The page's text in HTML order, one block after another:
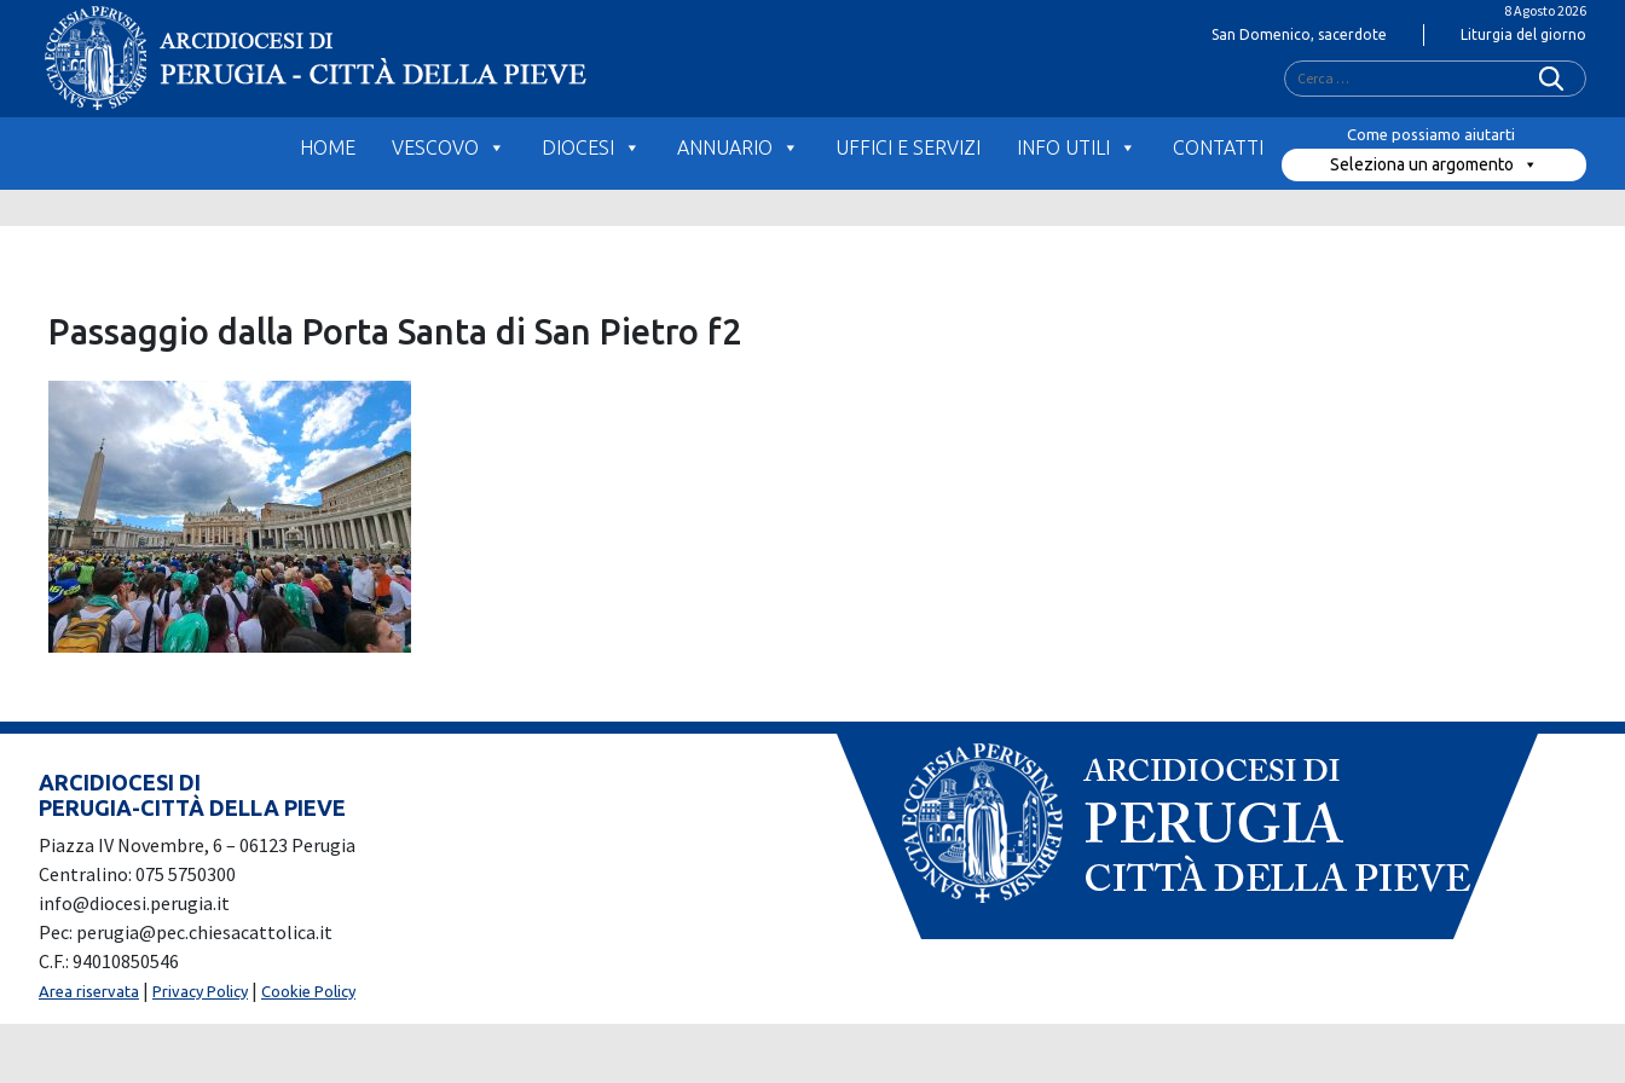
content
8 Agosto 2026
San Domenico, sacerdote Liturgia del giorno
Ricerca
per:
HOME VESCOVO DIOCESI ANNUARIO UFFICI E SERVIZI INFO UTILI CONTATTI
Seleziona un argomento
Passaggio dalla Porta Santa di San Pietro f2
ARCIDIOCESI DI
PERUGIA-CITTÀ DELLA PIEVE
Piazza IV Novembre, 6 – 06123 Perugia
Centralino: 075 5750300
info@diocesi.perugia.it
Pec: perugia@pec.chiesacattolica.it
C.F.: 94010850546
Area riservata | Privacy Policy | Cookie Policy